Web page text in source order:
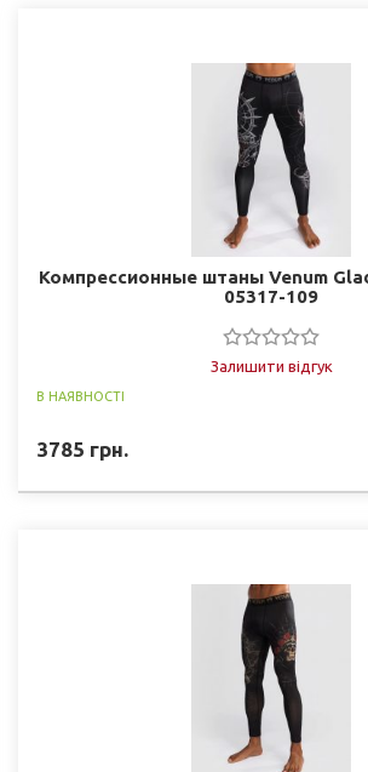
Компрессионные штаны Venum
05317-109
Залишити відгук
В НАЯВНОСТІ
3785 грн.